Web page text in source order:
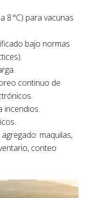
8 °C) para vacunas
bajo normas
continuo de
incendios.
maquilas,
conteo